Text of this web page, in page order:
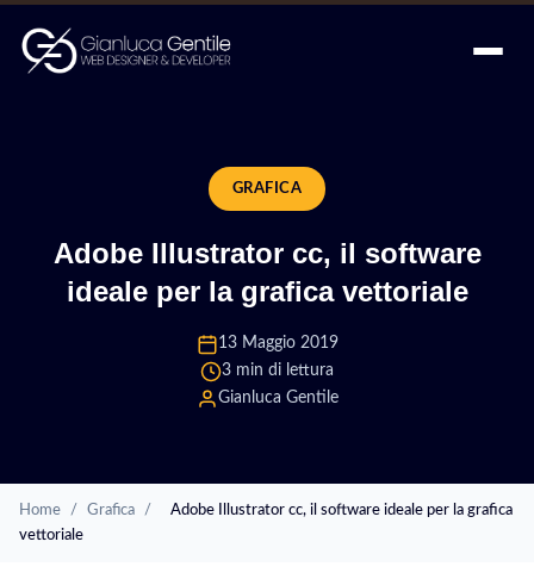
GRAFICA
Adobe Illustrator cc, il software
ideale per la grafica vettoriale
13 Maggio 2019
3 min di lettura
Gianluca Gentile
Home / Grafica /
Adobe Illustrator cc, il software ideale per la grafica
vettoriale